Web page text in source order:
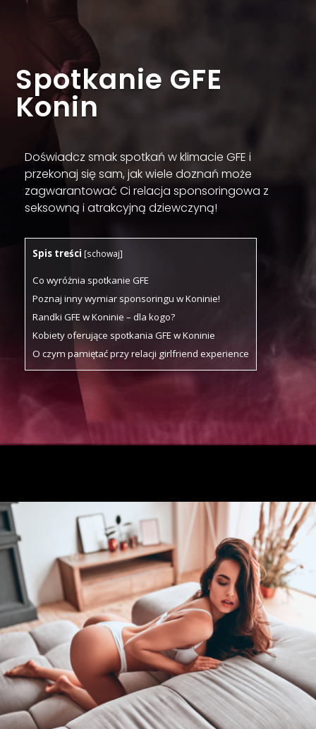
Spotkanie GFE
Konin
Doświadcz smak spotkań w klimacie GFE i
przekonaj się sam, jak wiele doznań może
zagwarantować Ci relacja sponsoringowa z
seksowną i atrakcyjną dziewczyną!
Spis treści [schowaj]
Co wyróżnia spotkanie GFE
Poznaj inny wymiar sponsoringu w Koninie!
Randki GFE w Koninie – dla kogo?
Kobiety oferujące spotkania GFE w Koninie
O czym pamiętać przy relacji girlfriend experience